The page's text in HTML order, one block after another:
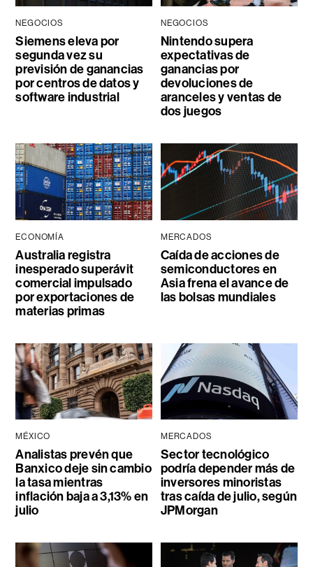
NEGOCIOS
Siemens eleva por
segunda vez su
previsión de ganancias
por centros de datos y
software industrial
NEGOCIOS
Nintendo supera
expectativas de
ganancias por
devoluciones de
aranceles y ventas de
dos juegos
ECONOMÍA
Australia registra
inesperado superávit
comercial impulsado
por exportaciones de
materias primas
MERCADOS
Caída de acciones de
semiconductores en
Asia frena el avance de
las bolsas mundiales
MÉXICO
Analistas prevén que
Banxico deje sin cambio
la tasa mientras
inflación baja a 3,13% en
julio
MERCADOS
Sector tecnológico
podría depender más de
inversores minoristas
tras caída de julio, según
JPMorgan